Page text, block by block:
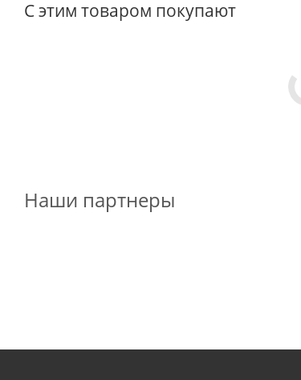
С этим товаром покупают
Наши партнеры